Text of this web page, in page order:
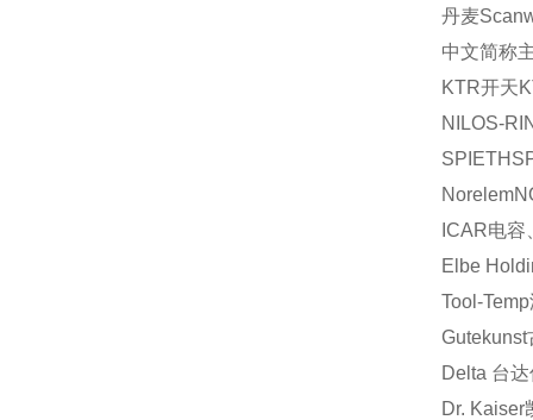
丹麦
中文简称
KTR开天
NILOS-
SPIETH
Norelem
ICAR电容
Elbe
Tool-Temp
Gutekunst
Delta 台达
Dr. Kaiser